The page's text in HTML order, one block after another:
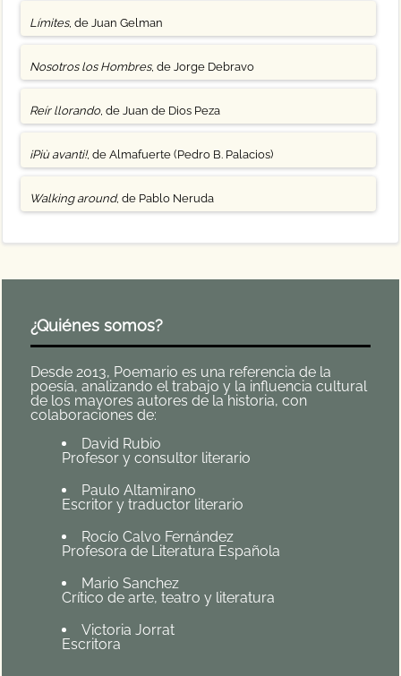
Límites, de Juan Gelman
Nosotros los Hombres, de Jorge Debravo
Reír llorando, de Juan de Dios Peza
¡Più avanti!, de Almafuerte (Pedro B. Palacios)
Walking around, de Pablo Neruda
¿Quiénes somos?
Desde 2013, Poemario es una referencia de la
poesía, analizando el trabajo y la influencia cultural
de los mayores autores de la historia, con
colaboraciones de:
David Rubio
Profesor y consultor literario
Paulo Altamirano
Escritor y traductor literario
Rocío Calvo Fernández
Profesora de Literatura Española
Mario Sanchez
Crítico de arte, teatro y literatura
Victoria Jorrat
Escritora